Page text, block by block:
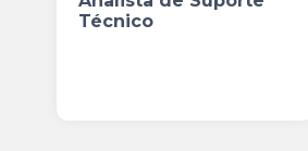
Técnico